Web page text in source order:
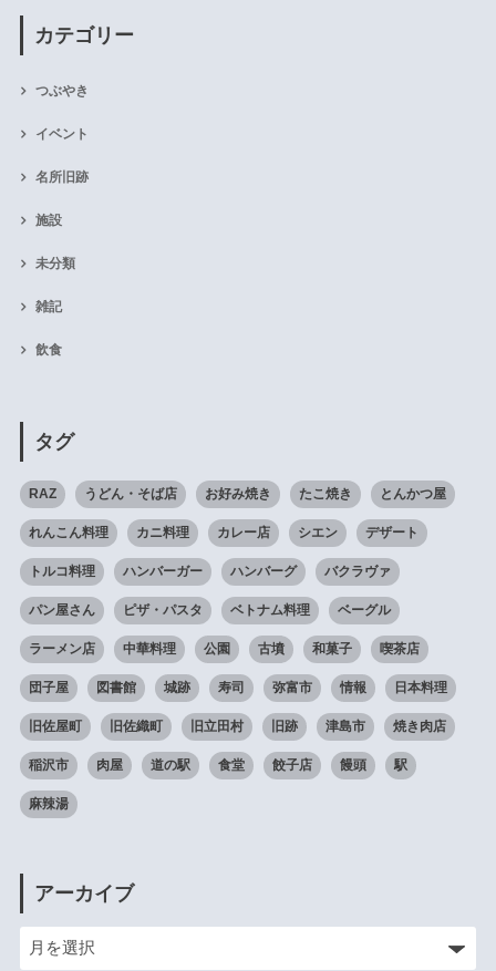
カテゴリー
つぶやき
イベント
名所旧跡
施設
未分類
雑記
飲食
タグ
RAZ うどん・そば店 お好み焼き たこ焼き とんかつ屋
れんこん料理 カニ料理 カレー店 シエン デザート
トルコ料理 ハンバーガー ハンバーグ バクラヴァ
パン屋さん ピザ・パスタ ベトナム料理 ベーグル
ラーメン店 中華料理 公園 古墳 和菓子 喫茶店
団子屋 図書館 城跡 寿司 弥富市 情報 日本料理
旧佐屋町 旧佐織町 旧立田村 旧跡 津島市 焼き肉店
稲沢市 肉屋 道の駅 食堂 餃子店 饅頭 駅
麻辣湯
アーカイブ